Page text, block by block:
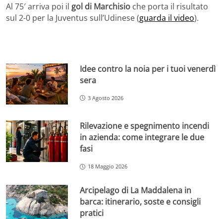
Al 75′ arriva poi il gol di Marchisio che porta il risultato
sul 2-0 per la Juventus sull’Udinese (guarda il video).
Idee contro la noia per i tuoi venerdì
sera
3 Agosto 2026
Rilevazione e spegnimento incendi
in azienda: come integrare le due
fasi
18 Maggio 2026
Arcipelago di La Maddalena in
barca: itinerario, soste e consigli
pratici